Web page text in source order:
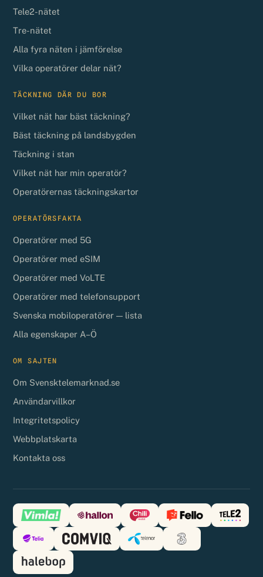
Tele2-nätet
Tre-nätet
Alla fyra näten i jämförelse
Vilka operatörer delar nät?
TÄCKNING DÄR DU BOR
Vilket nät har bäst täckning?
Bäst täckning på landsbygden
Täckning i stan
Vilket nät har min operatör?
Operatörernas täckningskartor
OPERATÖRSFAKTA
Operatörer med 5G
Operatörer med eSIM
Operatörer med VoLTE
Operatörer med telefonsupport
Svenska mobiloperatörer — lista
Alla egenskaper A–Ö
OM SAJTEN
Om Svensktelemarknad.se
Användarvillkor
Integritetspolicy
Webbplatskarta
Kontakta oss